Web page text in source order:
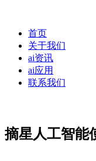
首页
关于我们
ai资讯
ai应用
联系我们
摘星人工智能